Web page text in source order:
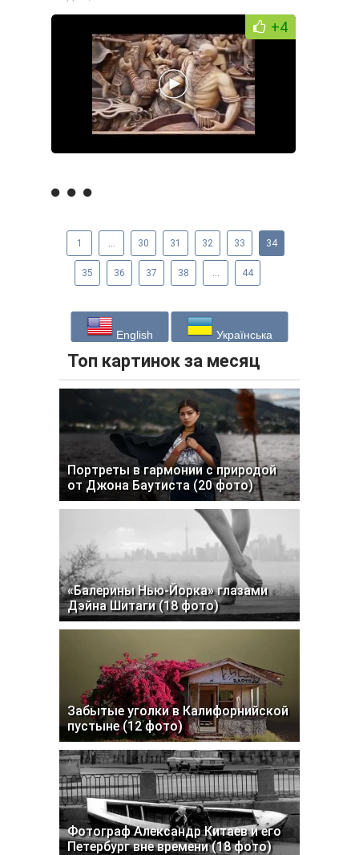
+4
1 ... 30 31 32 33 34
35 36 37 38 ... 44
English Українська
Топ картинок за месяц
Портреты в гармонии с природой
от Джона Баутиста (20 фото)
«Балерины Нью-Йорка» глазами
Дэйна Шитаги (18 фото)
Забытые уголки в Калифорнийской
пустыне (12 фото)
Фотограф Александр Китаев и его
Петербург вне времени (18 фото)